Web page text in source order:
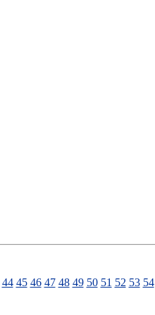
44 45 46 47 48 49 50 51 52 53 54